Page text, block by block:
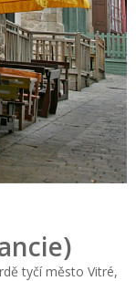
tyčí město Vitré,